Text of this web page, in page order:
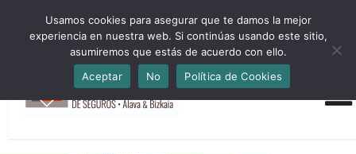
HORARIO INVIERNO Lun-Jue 09:00-16:30 Vier 9:00-14:00
administracion@cmsab.eus 94.442.43.43 Móvil y Whatsapp
688.889.170
Usamos cookies para asegurar que te damos la mejor
experiencia en nuestra web. Si continúas usando este sitio,
asumiremos que estás de acuerdo con ello.
Aceptar
No Política de Cookies